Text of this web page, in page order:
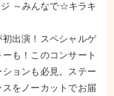
～みんなで☆キラキ
出演！スペシャルゲ
も！このコンサート
ョンも必見。ステー
をノーカットでお届